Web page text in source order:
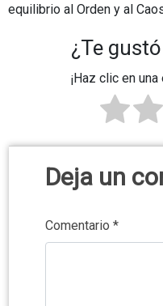
equilibrio al Orden y al
¿Te
¡Haz clic en
Deja un
Comentario *